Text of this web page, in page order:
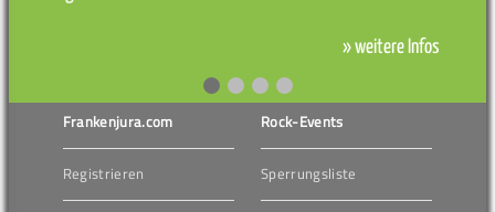
» weitere Infos
Frankenjura.com
Registrieren
Rock-Events
Sperrungsliste